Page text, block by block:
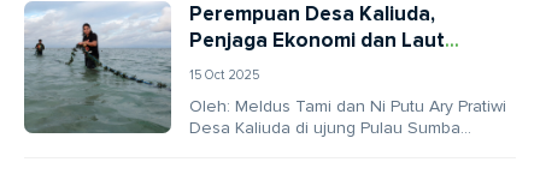
Perempuan Desa Kaliuda,
Penjaga Ekonomi dan Laut
Sumba
15 Oct 2025
Oleh: Meldus Tami dan Ni Putu Ary Pratiwi
Desa Kaliuda di ujung Pulau Sumba